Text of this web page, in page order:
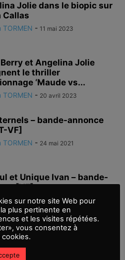
Jolie dans le biopic sur
Callas
TORMEN - 11 mai 2023
et Angelina Jolie
le thriller
‘Maude vs...
TORMEN - 20 avril 2023
– bande-annonce
VF]
TORMEN - 24 mai 2021
et Unique Ivan – bande-
[VF]
TORMEN - 13 août 2020
le pouvoir du mal, une
sur notre site Web pour
plus pertinente en
et les visites répétées.
vous consentez à
cookies.